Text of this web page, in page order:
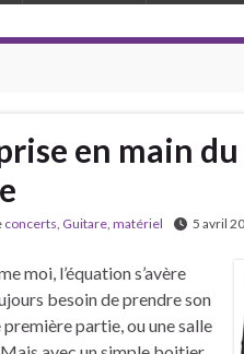
en main
concerts, Guitare, matériel 5 avril
moi, l’équation s’avère
besoin de prendre son
partie, ou une salle